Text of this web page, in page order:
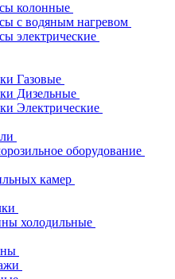
колонные
с водяным нагревом
электрические
Газовые
Дизельные
Электрические
оборудование
камер
холодильные